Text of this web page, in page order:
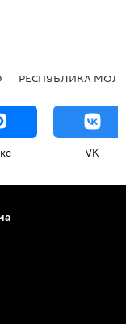
РЕСПУБЛИКА
VK